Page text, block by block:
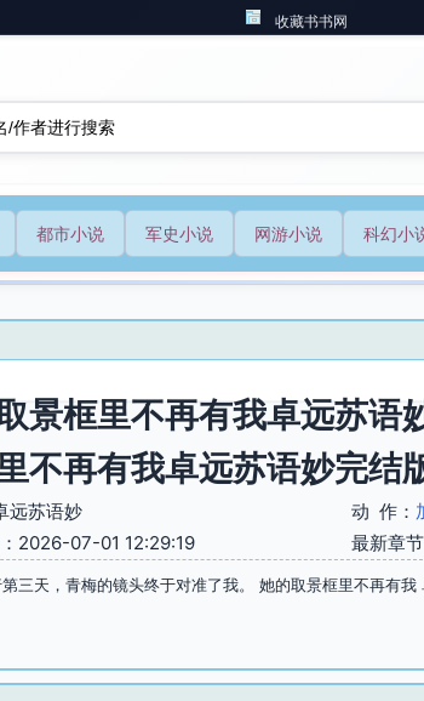
收藏书书网
都市小说 军史小说 网游小说 科幻小
景框里不再有我卓远苏语
不再有我卓远苏语妙完结
远苏语妙 动 作：
2026-07-01 12:29:19
最新章节
三天，青梅的镜头终于对准了我。 她的取景框里不再有